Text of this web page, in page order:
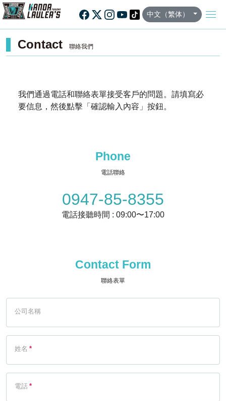
中文（繁体）
Contact 聯絡我們
我們通過電話和聯絡表單接受客戶的問題。 請填寫必
要信息，然後點擊「確認輸入內容」按鈕。
Phone
電話聯絡
0947-85-8355
電話接聽時間 : 09:00〜17:00
Contact Form
聯絡表單
公司名稱
姓名 *
電話 *